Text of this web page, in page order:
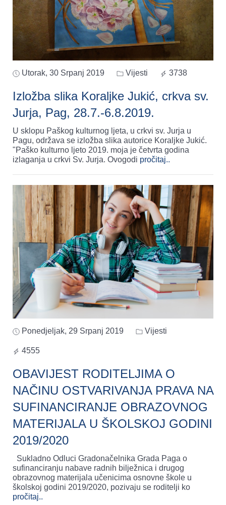
Utorak, 30 Srpanj 2019 Vijesti 3738
Izložba slika Koraljke Jukić, crkva sv.
Jurja, Pag, 28.7.-6.8.2019.
U sklopu Paškog kulturnog ljeta, u crkvi sv. Jurja u
Pagu, održava se izložba slika autorice Koraljke Jukić.
"Paško kulturno ljeto 2019. moja je četvrta godina
izlaganja u crkvi Sv. Jurja. Ovogodi pročitaj..
Ponedjeljak, 29 Srpanj 2019 Vijesti
4555
OBAVIJEST RODITELJIMA O
NAČINU OSTVARIVANJA PRAVA NA
SUFINANCIRANJE OBRAZOVNOG
MATERIJALA U ŠKOLSKOJ GODINI
2019/2020
Sukladno Odluci Gradonačelnika Grada Paga o
sufinanciranju nabave radnih bilježnica i drugog
obrazovnog materijala učenicima osnovne škole u
školskoj godini 2019/2020, pozivaju se roditelji ko
pročitaj..